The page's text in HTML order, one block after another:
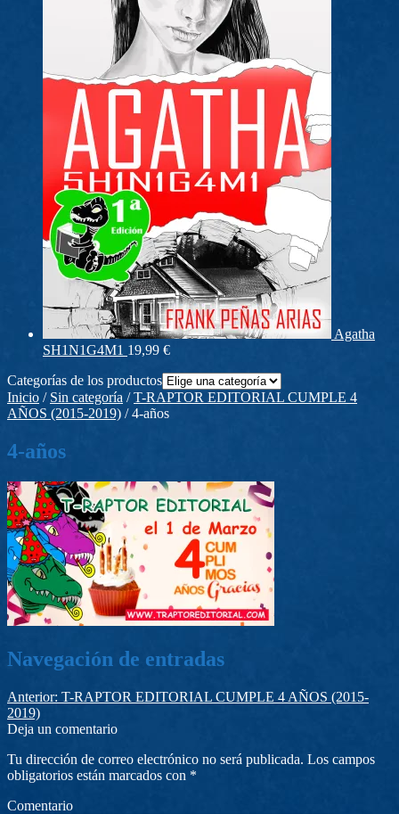
Agatha
SH1N1G4M1 19,99 €
Categorías de los productos
Inicio / Sin categoría /T-RAPTOR EDITORIAL CUMPLE 4
AÑOS (2015-2019) /4-años
4-años
Navegación de entradas
Anterior: T-RAPTOR EDITORIAL CUMPLE 4 AÑOS (2015-
2019)
Deja un comentario
Tu dirección de correo electrónico no será publicada. Los campos
obligatorios están marcados con *
Comentario